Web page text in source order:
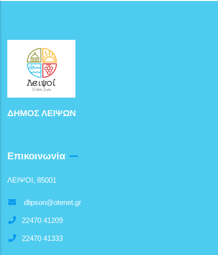
ΔΗΜΟΣ ΛΕΙΨΩΝ
Επικοινωνία
ΛΕΙΨΟΙ, 85001
dlipson@otenet.gr
22470 41209
22470 41333